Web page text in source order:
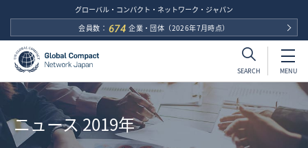
SEARCH MENU
グローバル・コンパクト・ネットワーク・ジャパン
会員数： 674 企業・団体 （2026年7月時点）
ニュース 2019年